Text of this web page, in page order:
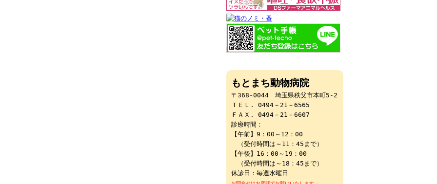
もとまち動物病院
〒368-0044 埼玉県秩父市本町5-2
ＴＥＬ. 0494－21－6565
ＦＡＸ. 0494－21－6607
診療時間：
【午前】9：00～12：00
（受付時間は～11：45まで）
【午後】16：00～19：00
（受付時間は～18：45まで）
休診日：毎週水曜日